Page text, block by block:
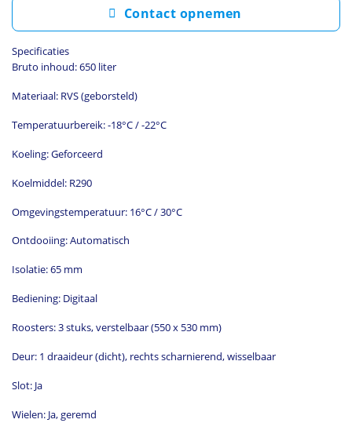
Contact opnemen
Specificaties
Bruto inhoud: 650 liter
Materiaal: RVS (geborsteld)
Temperatuurbereik: -18°C / -22°C
Koeling: Geforceerd
Koelmiddel: R290
Omgevingstemperatuur: 16°C / 30°C
Ontdooiing: Automatisch
Isolatie: 65 mm
Bediening: Digitaal
Roosters: 3 stuks, verstelbaar (550 x 530 mm)
Deur: 1 draaideur (dicht), rechts scharnierend, wisselbaar
Slot: Ja
Wielen: Ja, geremd